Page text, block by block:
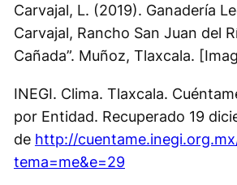
Carvajal, L. (2019). Ganadería
Carvajal, Rancho San Juan del
Cañada”. Muñoz, Tlaxcala.
INEGI. Clima. Tlaxcala.
por Entidad. Recuperado 19
de http://
tema=me&e=29